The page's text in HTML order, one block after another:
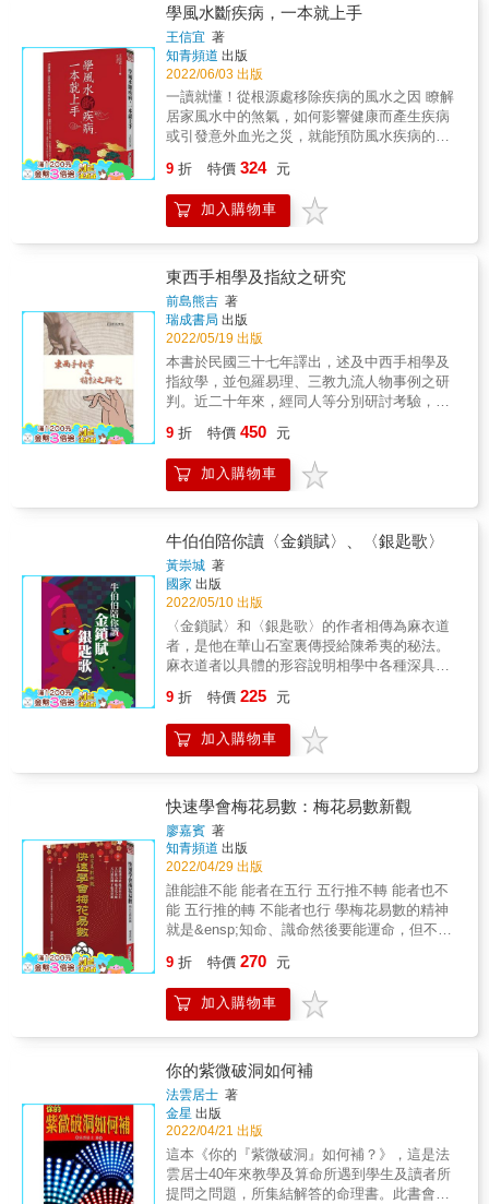
知過，才有辦法改過，不知過如何改呢？知道
問題的根源，就能對症下藥，藥到病除。 & 知
擅，才有辦法揚擅，不了解其擅長，如何提升
呢？了解生命中擅長的部份，就能有效的提昇
及運用它，人生才會更美好。 & 「吉凶化串連
結構」基本是以「宮位化象」來解釋，但多宮
位的串連組合會產生不同的「宮位組合化
象」，故必須熟悉「宮位化象」後，方能將
「宮位組合化象」靈活運用，以期符合人性及
【宮位化象白話推解釋】一書的出版，對讀者
在「吉凶化結構式」之推理解釋有更好的發
揮，一起發揚中國文化「梁氏飛星紫微斗
數」！ & 聯合推薦 & 新加玻陳全博老師 大陸
廣東劉思成老師 馬來西亞陳貞君老師 台北黃佳
學風水斷疾病，一本就上手
王信宜 著
知青頻道 出版
2022/06/03 出版
一讀就懂！從根源處移除疾病的風水之因 瞭解
居家風水中的煞氣，如何影響健康而產生疾病
或引發意外血光之災，就能預防風水疾病的發
在治療思路與治法上，運用了「同聲相應、同
氣相求」的原理，也應用了五行生剋的補虛洩
實治則。這些中醫的思路與治則，和風水之道
所論述的風水疾病時，也有著更深入的體悟。
筆者在紐西蘭執業中醫多年，發現某些患者的
病因，除了生理、心理上的問題外，和居家的
風水環境也有很大的關聯，如居住在密不通風
的地下室，或家中存在著陰暗潮濕的嚴重濕
氣︙︙等問題。 這些由居家環境不良所產生的
疾病問題，都不是僅藉由扎針或服用中藥，就
可以完全解決的，必須要找到風水致病的真正
病因，並解決風水失調及煞氣的問題，才有辦
治療疾病上，必須要先掌握疾病發生的原因，
才不會只是做到治標而無法治本，這一點可以
當作讀者及醫者的參考。 &
9 折 特價 324 元
加入購物車
東西手相學及指紋之研究
前島熊吉 著
瑞成書局 出版
2022/05/19 出版
本書於民國三十七年譯出，述及中西手相學及
指紋學，並包羅易理、三教九流人物事例之研
判。近二十年來，經同人等分別研討考驗，咸
9 折 特價 450 元
加入購物車
牛伯伯陪你讀〈金鎖賦〉、〈銀匙歌〉
黃崇城 著
國家 出版
2022/05/10 出版
〈金鎖賦〉和〈銀匙歌〉的作者相傳為麻衣道
者，是他在華山石室裏傳授給陳希夷的秘法。
麻衣道者以具體的形容說明相學中各種深具意
凶，並將相人之學提升到心地法門的高度。只
要後人能用心學習並瞭解其中的奧妙，誠心修
正，就如同本來被堅硬的金質鎖鏈束縛的人，
字，〈銀匙歌〉也只有一千零六十四個字，非
常精簡，可惜缺少完整的翻譯和解析，讓很多
有興趣學習的讀者望而卻步。本書以白話解說
和陪讀的方式解析這兩篇文章，作為讀者研究
時的參考，期使讀者能從中獲益，扭轉人生。
9 折 特價 225 元
加入購物車
快速學會梅花易數：梅花易數新觀
廖嘉賓 著
知青頻道 出版
2022/04/29 出版
誰能誰不能 能者在五行 五行推不轉 能者也不
能 五行推的轉 不能者也行 學梅花易數的精神
就是&ensp;知命、識命然後要能運命，但不是
師，否則無法再探詢究竟。所以我以前看了數
遍，反覆推敲仍不解其意。這是中國人傳法的
弊端，無法大量推廣。 所以本書講解，除了用
書後就可以簡單的論斷了，當然要成為高人，
除了經驗值外，還需要心領神會及與同好、師
9 折 特價 270 元
加入購物車
你的紫微破洞如何補
法雲居士 著
金星 出版
2022/04/21 出版
這本《你的『紫微破洞』如何補？》，這是法
雲居士40年來教學及算命所遇到學生及讀者所
提問之問題，所集結解答的命理書。此書會為